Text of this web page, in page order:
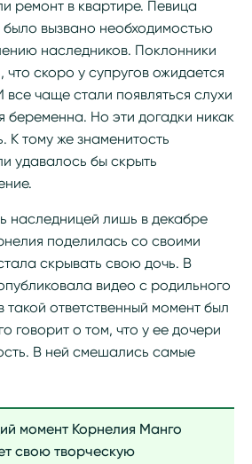
ремонт в квартире. Певица
было вызвано необходимостью
наследников. Поклонники
что скоро у супругов ожидается
чаще стали появляться слухи
беременна. Но эти догадки никак
К тому же знаменитость
удавалось бы скрыть
наследницей лишь в декабре
поделилась со своими
скрывать свою дочь. В
видео с родильного
ответственный момент был
говорит о том, что у ее дочери
В ней смешались самые
момент Корнелия Манго
свою творческую